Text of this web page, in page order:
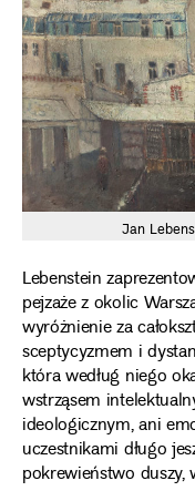
Jan
Lebenstein
pejzaże z okolic
wyróżnienie za
sceptycyzmem i
która według niego
wstrząsem
ideologicznym, ani
uczestnikami długo
pokrewieństwo duszy,